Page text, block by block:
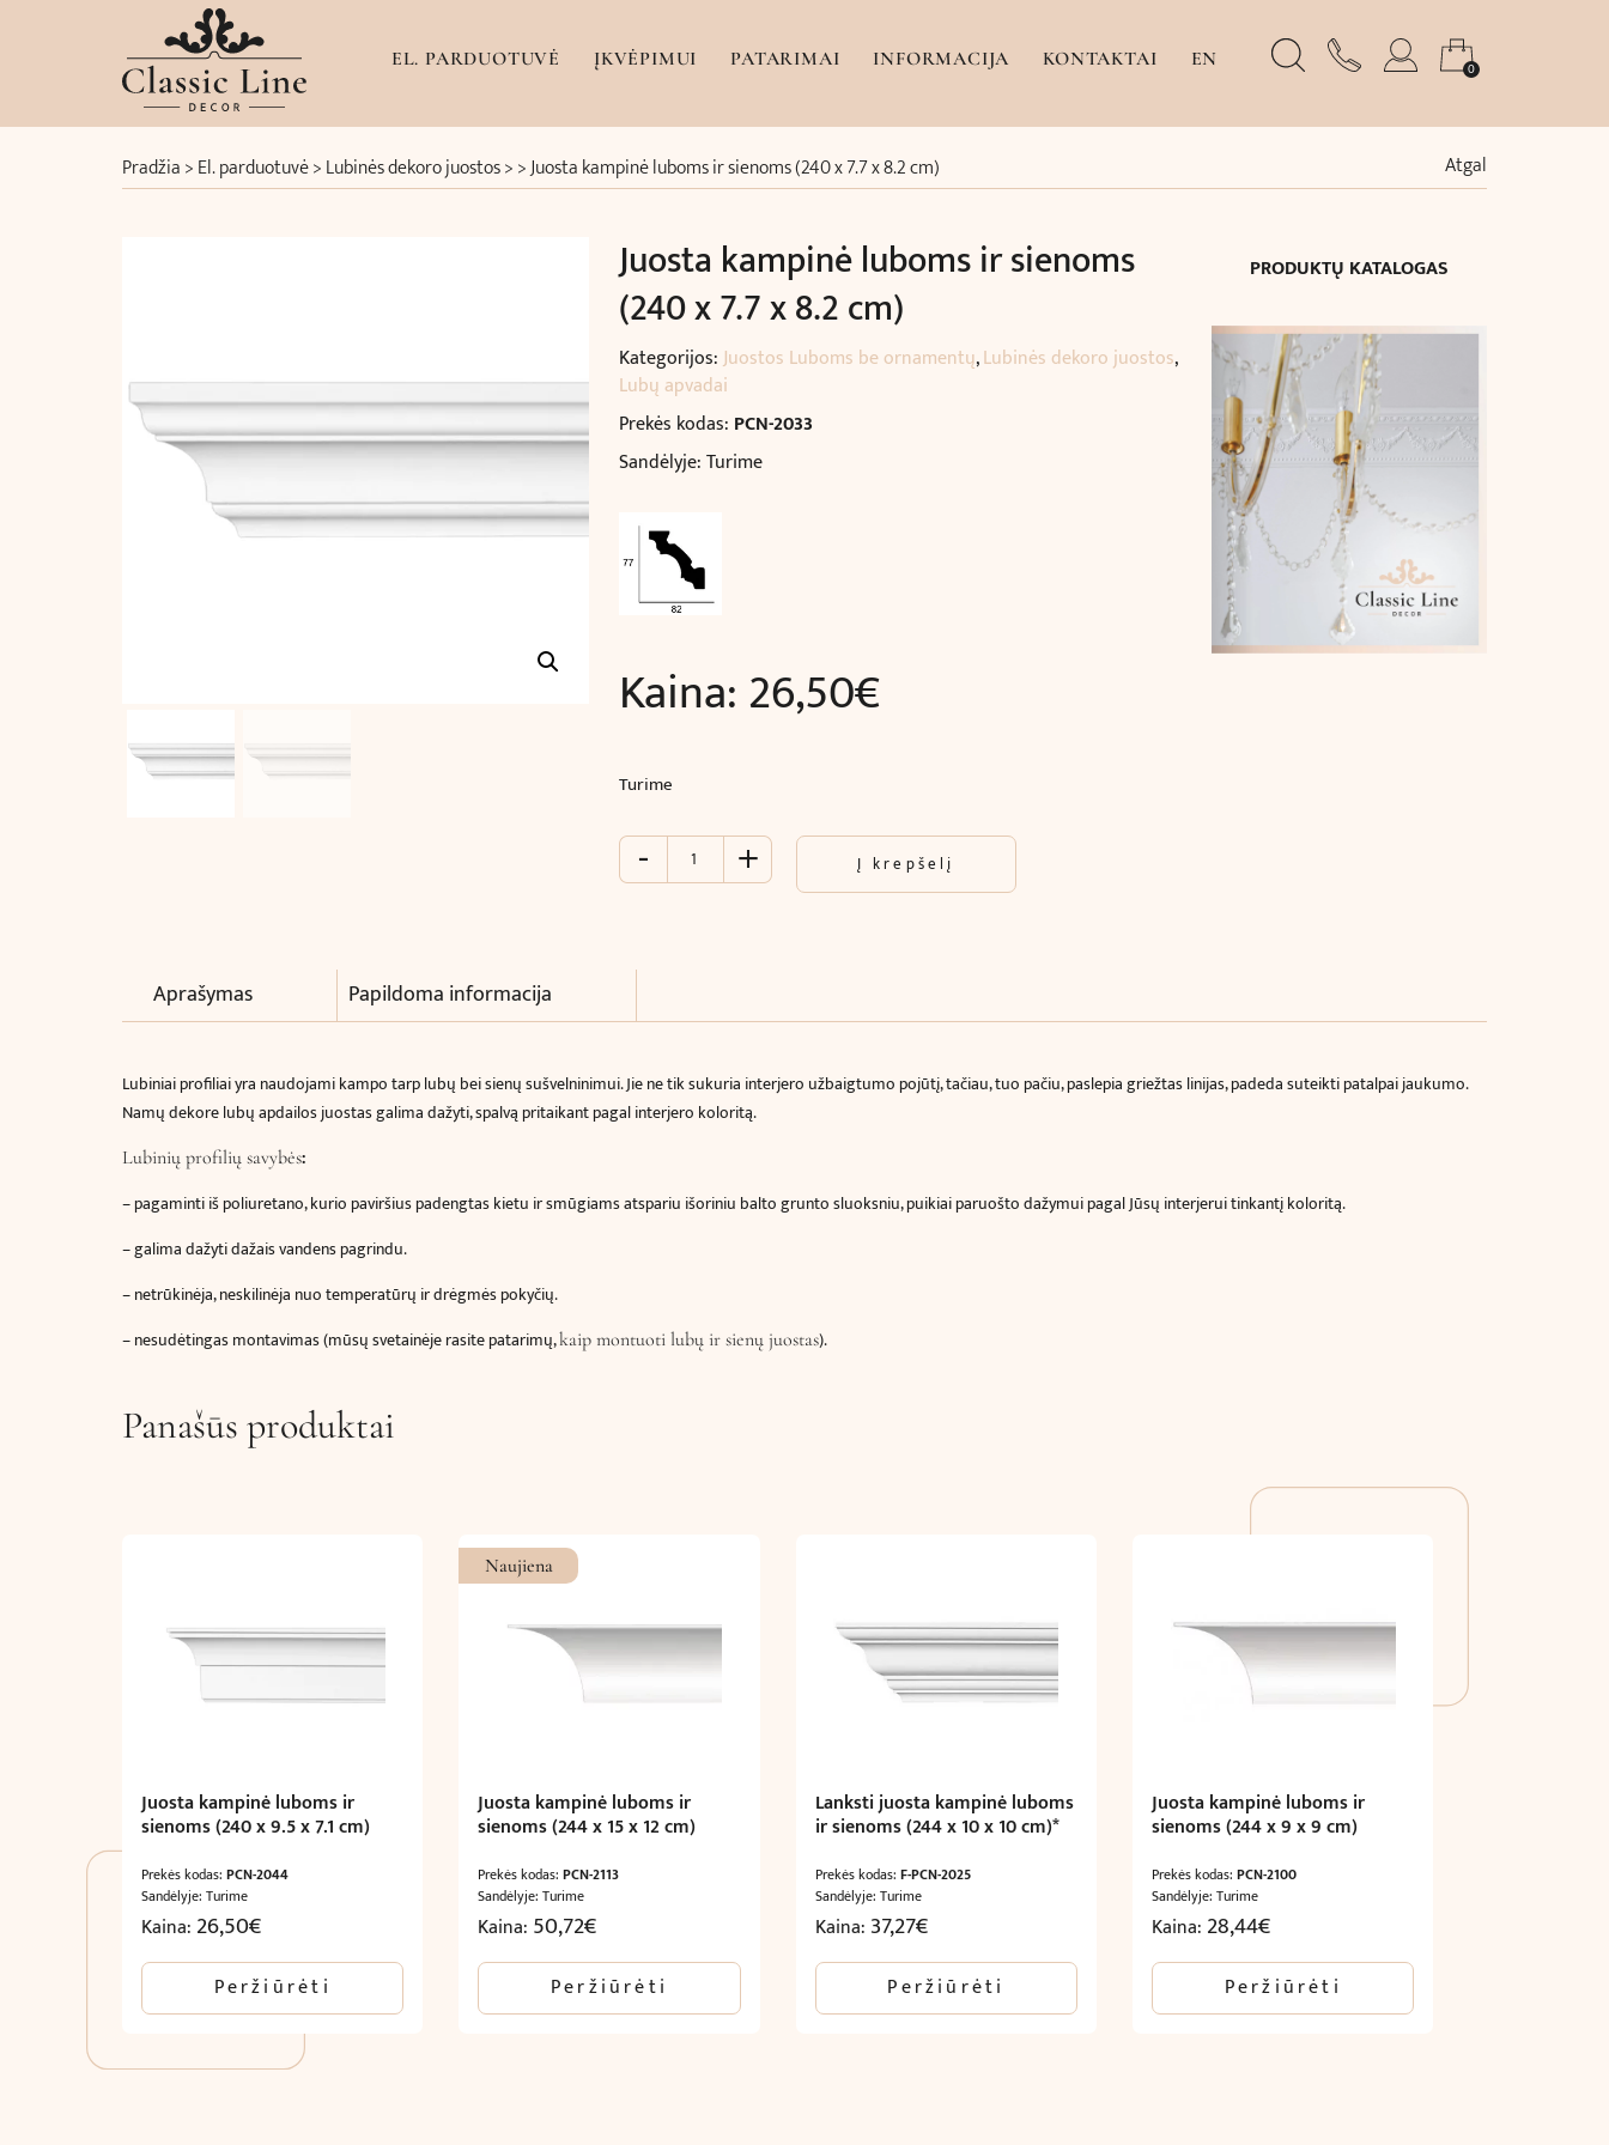
EL. PARDUOTUVĖ ĮKVĖPIMUI PATARIMAI INFORMACIJA KONTAKTAI EN 0
Pradžia>El. parduotuvė>Lubinės dekoro juostos> >Juosta kampinė luboms ir sienoms (240 x 7.7 x 8.2 cm) Atgal
Juosta kampinė luboms ir sienoms
(240 x 7.7 x 8.2 cm)
Kategorijos:Juostos Luboms be ornamentų,Lubinės dekoro juostos,
Lubų apvadai
Prekės kodas: PCN-2033
Sandėlyje: Turime
Kaina:26,50€
Turime
-
produkto
7.7
x
+ Į krepšelį
PRODUKTŲ KATALOGAS
Aprašymas Papildoma informacija
Lubiniai profiliaiyra naudojami kampo tarp lubų bei sienų sušvelninimui. Jie ne tik sukuria interjero užbaigtumo pojūtį, tačiau, tuo pačiu, paslepia griežtas linijas, padeda suteikti patalpai jaukumo.
Namų dekore lubų apdailos juostas galima dažyti, spalvą pritaikant pagal interjero koloritą.
Lubinių profilių savybės:
– pagaminti iš poliuretano, kurio paviršius padengtas kietu ir smūgiams atspariu išoriniu balto grunto sluoksniu, puikiai paruošto dažymui pagal Jūsų interjerui tinkantį koloritą.
– galima dažyti dažais vandens pagrindu.
– netrūkinėja, neskilinėja nuo temperatūrų ir drėgmės pokyčių.
– nesudėtingas montavimas (mūsų svetainėje rasite patarimų,kaip montuoti lubų ir sienų juostas).
Panašūs produktai
Juosta kampinė luboms ir
sienoms (240 x 9.5 x 7.1 cm)
Prekės kodas: PCN-2044
Sandėlyje: Turime
Kaina: 26,50€
Peržiūrėti
Naujiena
Juosta kampinė luboms ir
sienoms (244 x 15 x 12 cm)
Prekės kodas:PCN-2113
Sandėlyje: Turime
Kaina: 50,72€
Peržiūrėti
Lanksti juosta kampinė luboms
ir sienoms (244 x 10 x 10 cm)*
Prekės kodas: F-PCN-2025
Sandėlyje: Turime
Kaina: 37,27€
Peržiūrėti
Juosta kampinė luboms ir
sienoms (244 x 9 x 9 cm)
Prekės kodas:PCN-2100
Sandėlyje: Turime
Kaina: 28,44€
Peržiūrėti